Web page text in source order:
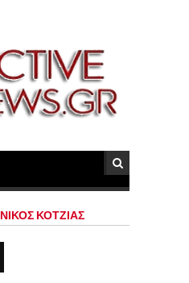
ΝΙΚΟΣ ΚΟΤΖΙΑΣ